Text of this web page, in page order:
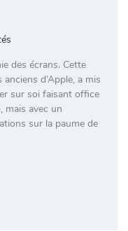
des écrans. Cette
d’Apple, a mis
sur soi faisant office
mais avec un
sur la paume de